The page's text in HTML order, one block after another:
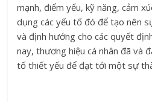
mạnh, điểm yếu, kỹ năng, cảm
dụng các yếu tố đó để tạo nên
và định hướng cho các quyết
nay, thương hiệu cá nhân đã và
tố thiết yếu để đạt tới một sự